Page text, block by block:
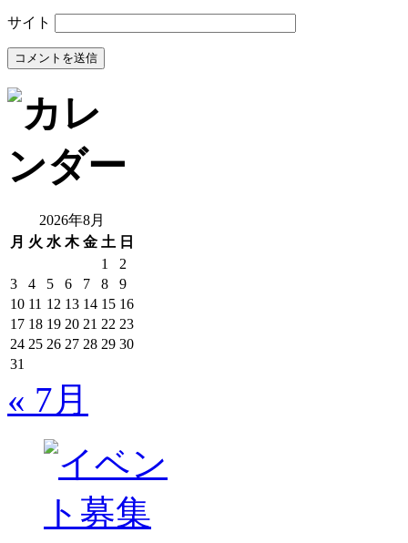
サイト
2026年8月
月 火 水 木 金 土 日
1
2
3
4 5 6 7 8
9
10 11 12 13 14 15 16
17 18 19 20 21 22 23
24 25 26 27 28 29 30
31
« 7月